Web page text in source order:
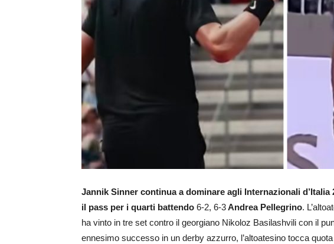
Jannik Sinner continua a dominare agli Internazionali
il pass per i quarti battendo 6-2, 6-3Andrea Pellegrino.
ha vinto in tre set contro il georgiano Nikoloz Basilashvili con il
ennesimo successo in un derby azzurro, l’altoatesino tocca